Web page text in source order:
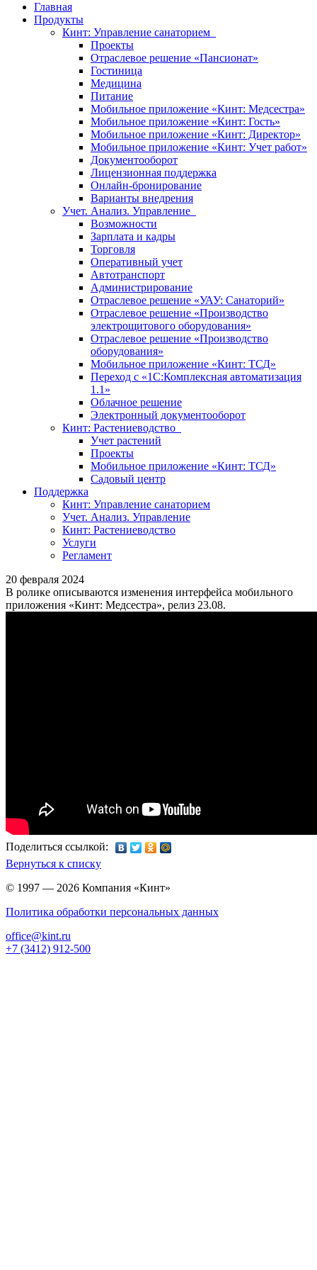
Главная
Продукты
Кинт: Управление санаторием
Проекты
Отраслевое решение «Пансионат»
Гостиница
Медицина
Питание
Мобильное приложение «Кинт: Медсестра»
Мобильное приложение «Кинт: Гость»
Мобильное приложение «Кинт: Директор»
Мобильное приложение «Кинт: Учет работ»
Документооборот
Лицензионная поддержка
Онлайн-бронирование
Варианты внедрения
Учет. Анализ. Управление
Возможности
Зарплата и кадры
Торговля
Оперативный учет
Автотранспорт
Администрирование
Отраслевое решение «УАУ: Санаторий»
Отраслевое решение «Производство
электрощитового оборудования»
Отраслевое решение «Производство
оборудования»
Мобильное приложение «Кинт: ТСД»
Переход с «1С:Комплексная автоматизация
1.1»
Облачное решение
Электронный документооборот
Кинт: Растениеводство
Учет растений
Проекты
Мобильное приложение «Кинт: ТСД»
Садовый центр
Поддержка
Кинт: Управление санаторием
Учет. Анализ. Управление
Кинт: Растениеводство
Услуги
Регламент
20 февраля 2024
В ролике описываются изменения интерфейса мобильного
приложения «Кинт: Медсестра», релиз 23.08.
Поделиться ссылкой:
Вернуться к списку
© 1997 — 2026 Компания «Кинт»
Политика обработки персональных данных
office@kint.ru
+7 (3412) 912-500